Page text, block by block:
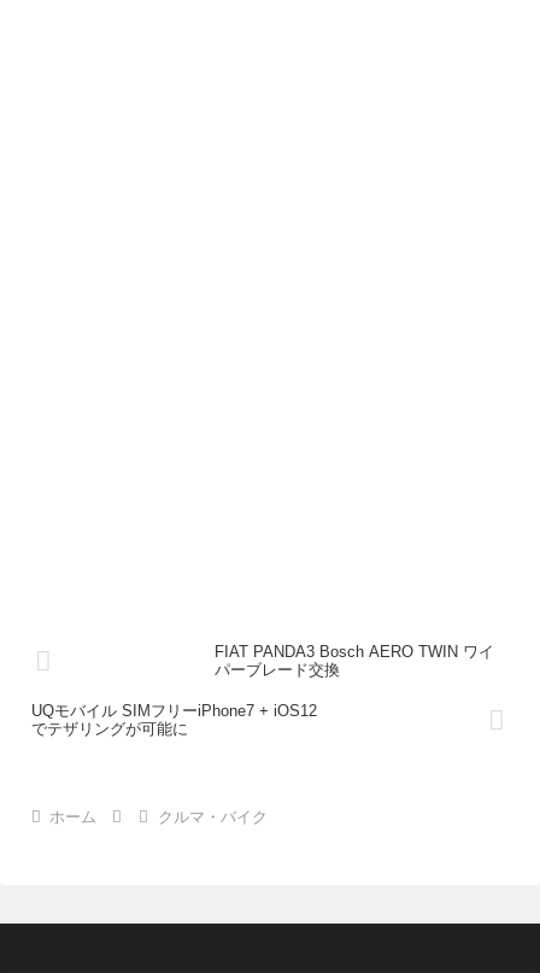
FIAT PANDA3 Bosch AERO TWIN ワイ
パーブレード交換
UQモバイル SIMフリーiPhone7 + iOS12
でテザリングが可能に
ホーム クルマ・バイク